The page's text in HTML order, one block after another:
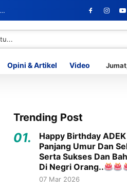
Opini & Artikel Video
Trending Post
01.
Happy Birthday
Panjang Umur Dan
Serta Sukses Dan
Di Negri Orang..
07 Mar 2026